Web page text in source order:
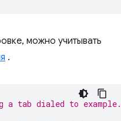
можно учитывать
.
tab dialed to